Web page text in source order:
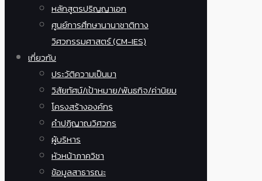
หลักสูตรปริญญาเอก
ศูนย์การศึกษานานาชาติทาง
วิศวกรรมศาสตร์ (CM-IES)
เกี่ยวกับ
ประวัติความเป็นมา
วิสัยทัศน์/เป้าหมาย/พันธกิจ/ค่านิยม
โครงสร้างองค์กร
คำปฏิญาณวิศวกร
ผู้บริหาร
หัวหน้าภาควิชา
ข้อมูลสาธารณะ